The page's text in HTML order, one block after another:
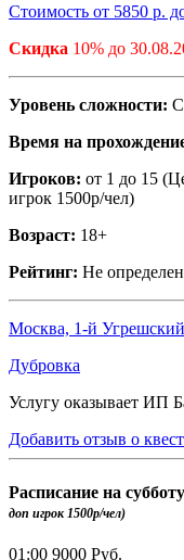
Стоимость от 5850 р.
Скидка 10% до
Уровень сложности:
Время на
Игроков: от 1 до 15
игрок 1500р/чел)
Возраст: 18+
Рейтинг: Не определен
Москва, 1-й
Дубровка
Услугу оказывает ИП
Добавить отзыв о
Расписание на
доп игрок 1500р/чел)
01:00 9000 Руб.